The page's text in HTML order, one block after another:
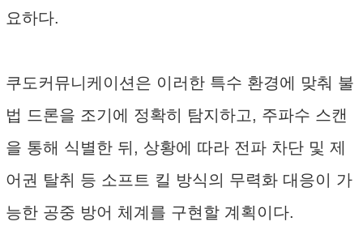
요하다.
쿠도커뮤니케이션은 이러한 특수 환경에 맞춰 불
법 드론을 조기에 정확히 탐지하고, 주파수 스캔
을 통해 식별한 뒤, 상황에 따라 전파 차단 및 제
어권 탈취 등 소프트 킬 방식의 무력화 대응이 가
능한 공중 방어 체계를 구현할 계획이다.